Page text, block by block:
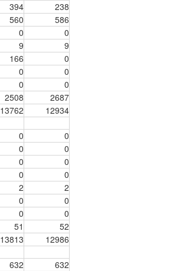
394
238
560
586
0
0
9
9
166
0
0
0
0
0
2508
2687
13762
12934
0
0
0
0
0
0
0
0
2
2
0
0
0
0
51
52
13813
12986
632
632